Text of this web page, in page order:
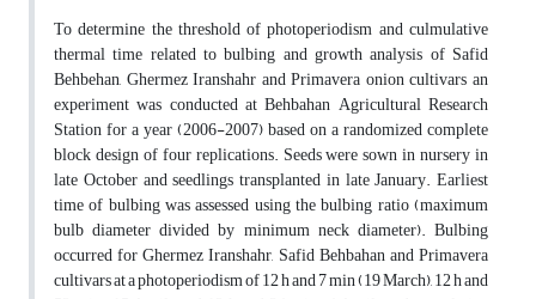
To determine the threshold of photoperiodism and culmulative
thermal time related to bulbing and growth analysis of Safid
Behbehan, Ghermez Iranshahr and Primavera onion cultivars an
experiment was conducted at Behbahan Agricultural Research
Station for a year (2006-2007) based on a randomized complete
block design of four replications. Seeds were sown in nursery in
late October and seedlings transplanted in late January. Earliest
time of bulbing was assessed using the bulbing ratio (maximum
bulb diameter divided by minimum neck diameter). Bulbing
occurred for Ghermez Iranshahr, Safid Behbahan and Primavera
cultivars at a photoperiodism of 12 h and 7 min (19 March), 12 h and